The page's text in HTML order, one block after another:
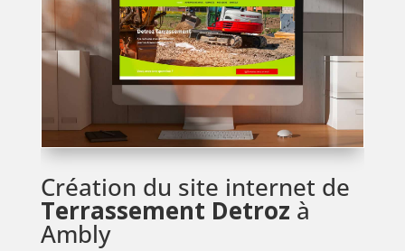
Création du site internet de
Terrassement Detroz à
Ambly